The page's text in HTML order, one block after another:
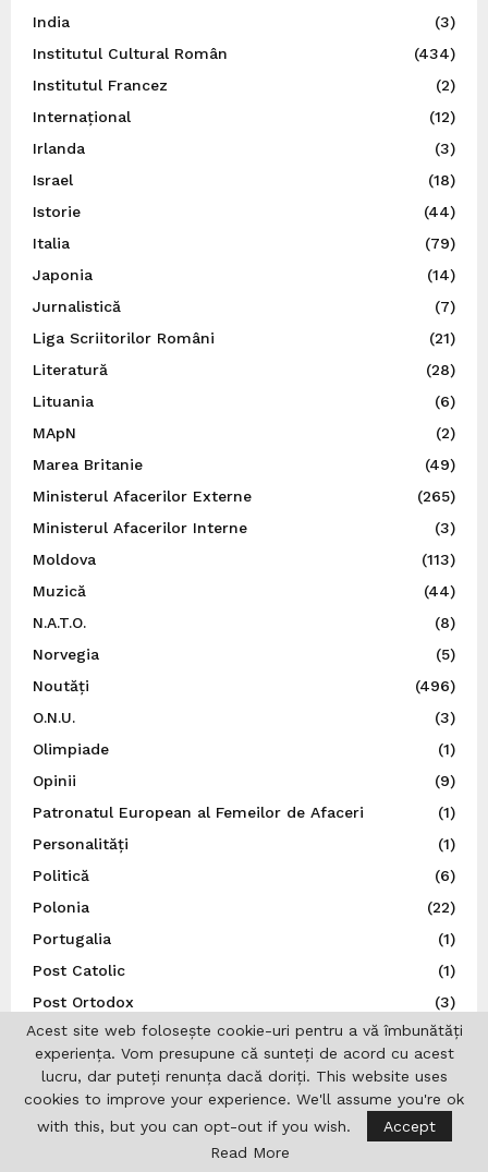
India
(3)
Institutul Cultural Român
(434)
Institutul Francez
(2)
Internațional
(12)
Irlanda
(3)
Israel
(18)
Istorie
(44)
Italia
(79)
Japonia
(14)
Jurnalistică
(7)
Liga Scriitorilor Români
(21)
Literatură
(28)
Lituania
(6)
MApN
(2)
Marea Britanie
(49)
Ministerul Afacerilor Externe
(265)
Ministerul Afacerilor Interne
(3)
Moldova
(113)
Muzică
(44)
N.A.T.O.
(8)
Norvegia
(5)
Noutăți
(496)
O.N.U.
(3)
Olimpiade
(1)
Opinii
(9)
Patronatul European al Femeilor de Afaceri
(1)
Personalități
(1)
Politică
(6)
Polonia
(22)
Portugalia
(1)
Post Catolic
(1)
Post Ortodox
(3)
Preşedinţia României
(245)
Război, Ucraina
Religie
(37)
REPATRIOT
(31)
Acest site web folosește cookie-uri pentru a vă îmbunătăți
experiența. Vom presupune că sunteți de acord cu acest
lucru, dar puteți renunța dacă doriți. This website uses
cookies to improve your experience. We'll assume you're ok
with this, but you can opt-out if you wish.
Accept
Read More